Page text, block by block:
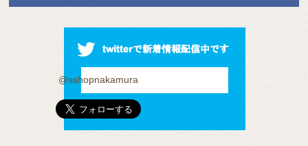
@sshopnakamura